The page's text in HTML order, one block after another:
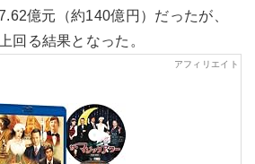
億元（約140億円）だったが、
回る結果となった。